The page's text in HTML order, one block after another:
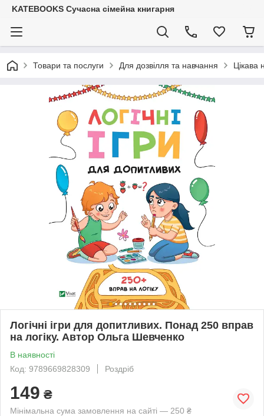
KATEBOOKS Сучасна сімейна книгарня
Товари та послуги Для дозвілля та навчання Цікава
Логічні ігри для допитливих. Понад 250 вправ
на логіку. Автор Ольга Шевченко
В наявності
Код: 9789669828309
Роздріб
149 ₴
Мінімальна сума замовлення на сайті — 250 ₴